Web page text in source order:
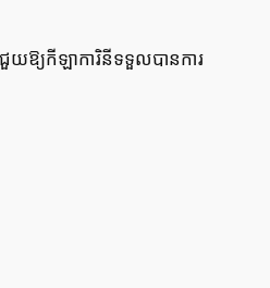
យឱ្យកីឡាការិនីទទួលបានការ